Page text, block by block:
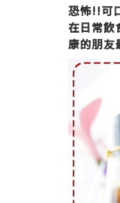
恐怖!!可
在日常飲
康的朋友